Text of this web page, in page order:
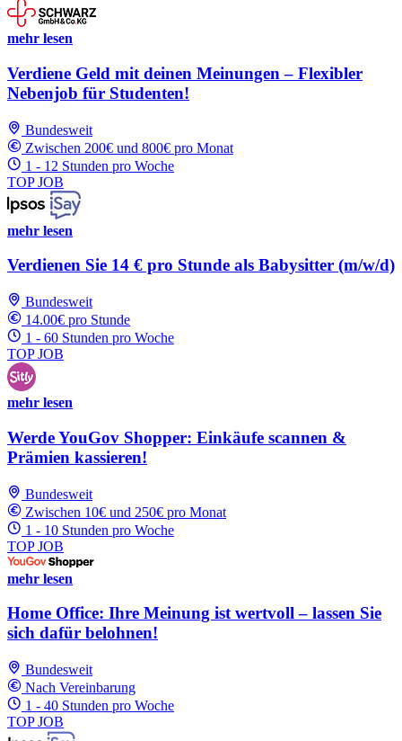
mehr lesen
Verdiene Geld mit deinen Meinungen – Flexibler
Nebenjob für Studenten!
Bundesweit
Zwischen 200€ und 800€ pro Monat
1 - 12 Stunden pro Woche
TOP JOB
mehr lesen
Verdienen Sie 14 € pro Stunde als Babysitter (m/w/d)
Bundesweit
14.00€ pro Stunde
1 - 60 Stunden pro Woche
TOP JOB
mehr lesen
Werde YouGov Shopper: Einkäufe scannen &
Prämien kassieren!
Bundesweit
Zwischen 10€ und 250€ pro Monat
1 - 10 Stunden pro Woche
TOP JOB
mehr lesen
Home Office: Ihre Meinung ist wertvoll – lassen Sie
sich dafür belohnen!
Bundesweit
Nach Vereinbarung
1 - 40 Stunden pro Woche
TOP JOB